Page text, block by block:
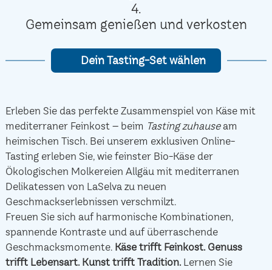
4.
Gemeinsam genießen und verkosten
Dein Tasting-Set wählen
Erleben Sie das perfekte Zusammenspiel von Käse mit
mediterraner Feinkost – beim Tasting zuhauseam
heimischen Tisch. Bei unserem exklusiven Online-
Tasting erleben Sie, wie feinster Bio-Käse der
Ökologischen Molkereien Allgäu mit mediterranen
Delikatessen von LaSelva zu neuen
Geschmackserlebnissen verschmilzt.
Freuen Sie sich auf harmonische Kombinationen,
spannende Kontraste und auf überraschende
Geschmacksmomente. Käse trifft Feinkost. Genuss
trifft Lebensart. Kunst trifft Tradition.Lernen Sie